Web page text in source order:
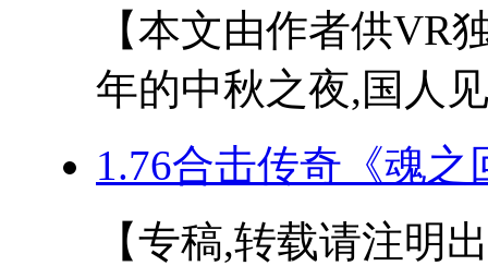
【本文由作者供VR
年的中秋之夜,国人
1.76合击传奇《魂
【专稿,转载请注明